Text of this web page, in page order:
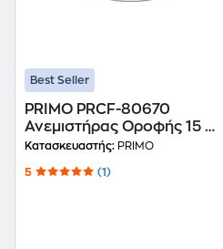
Best Seller
PRIMO PRCF-80670
Ανεμιστήρας Οροφής 15 W
48 cm
Κατασκευαστής: PRIMO
5 (1)